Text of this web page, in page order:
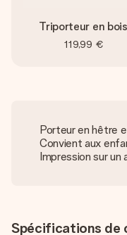
Triporteur en bois
119,99 €
Porteur en hêtre
Convient aux
Impression sur
Spécifications de